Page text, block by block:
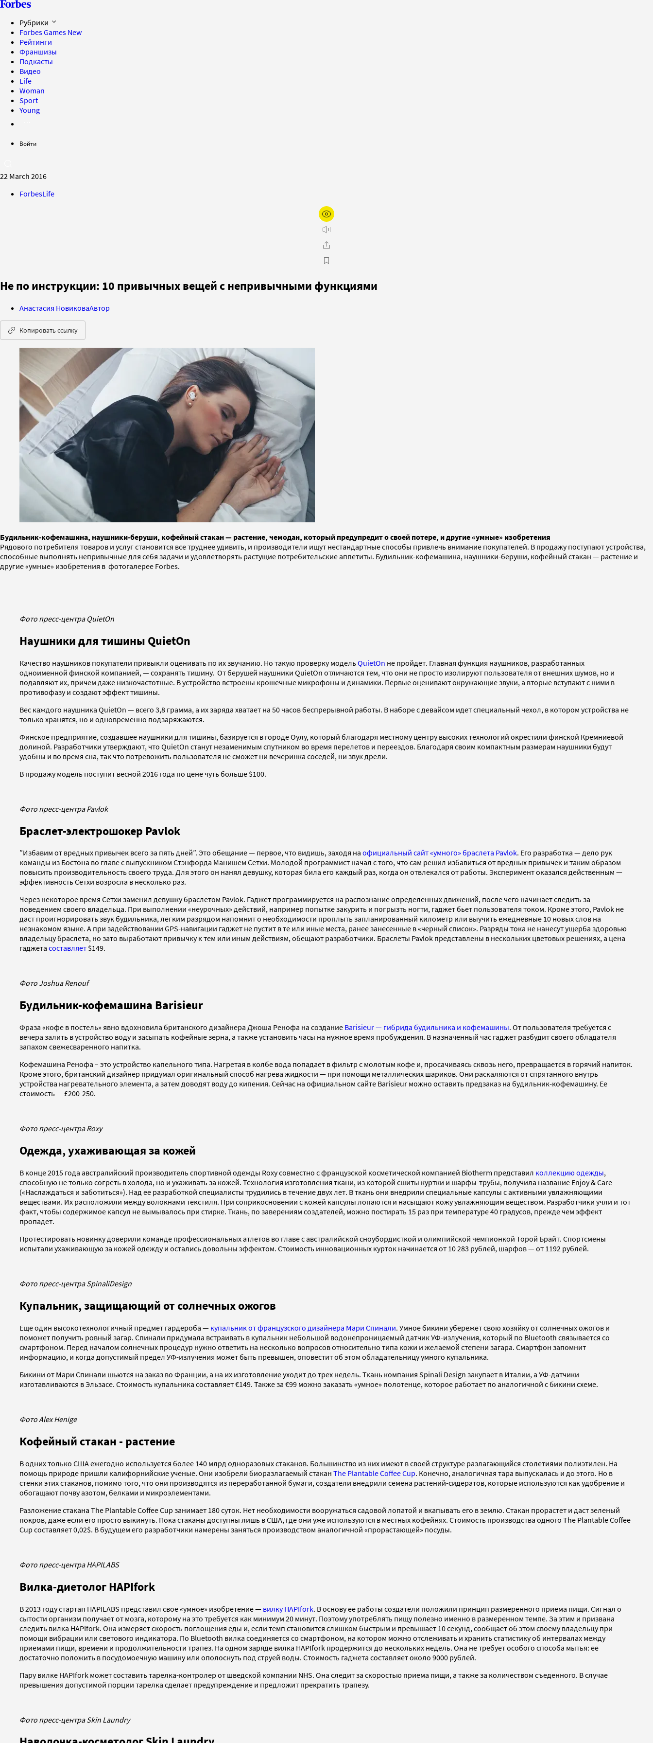
Рубрики
Forbes Games New
Рейтинги
Франшизы
Подкасты
Видео
Life
Woman
Sport
Young
Войти
22 March 2016
ForbesLife
Не по инструкции: 10 привычных вещей с непривычными функциями
Анастасия НовиковаАвтор
Копировать ссылку
Будильник-кофемашина, наушники-беруши, кофейный стакан — растение, чемодан, который предупредит о своей потере, и другие «умные» изобретения
Рядового потребителя товаров и услуг становится все труднее удивить, и производители ищут нестандартные способы привлечь внимание покупателей. В продажу поступают устройства,
способные выполнять непривычные для себя задачи и удовлетворять растущие потребительские аппетиты. Будильник-кофемашина, наушники-беруши, кофейный стакан — растение и
другие «умные» изобретения в фотогалерее Forbes.
Фото пресс-центра QuietOn
Наушники для тишины QuietOn
Качество наушников покупатели привыкли оценивать по их звучанию. Но такую проверку модельQuietOn не пройдет. Главная функция наушников, разработанных
одноименной финской компанией, — сохранять тишину. От берушей наушники QuietOn отличаются тем, что они не просто изолируют пользователя от внешних шумов, но и
подавляют их, причем даже низкочастотные. В устройство встроены крошечные микрофоны и динамики. Первые оценивают окружающие звуки, а вторые вступают с ними в
противофазу и создают эффект тишины.
Вес каждого наушника QuietOn — всего 3,8 грамма, а их заряда хватает на 50 часов беспрерывной работы. В наборе с девайсом идет специальный чехол, в котором устройства не
только хранятся, но и одновременно подзаряжаются.
Финское предприятие, создавшее наушники для тишины, базируется в городе Оулу, который благодаря местному центру высоких технологий окрестили финской Кремниевой
долиной. Разработчики утверждают, что QuietOn станут незаменимым спутником во время перелетов и переездов. Благодаря своим компактным размерам наушники будут
удобны и во время сна, так что потревожить пользователя не сможет ни вечеринка соседей, ни звук дрели.
В продажу модель поступит весной 2016 года по цене чуть больше $100.
Фото пресс-центра Pavlok
Браслет-электрошокер Pavlok
”Избавим от вредных привычек всего за пять дней”. Это обещание — первое, что видишь, заходя на официальный сайт «умного» браслета Pavlok. Его разработка — дело рук
команды из Бостона во главе с выпускником Стэнфорда Манишем Сетхи. Молодой программист начал с того, что сам решил избавиться от вредных привычек и таким образом
повысить производительность своего труда. Для этого он нанял девушку, которая била его каждый раз, когда он отвлекался от работы. Эксперимент оказался действенным —
эффективность Сетхи возросла в несколько раз.
Через некоторое время Сетхи заменил девушку браслетом Pavlok. Гаджет программируется на распознание определенных движений, после чего начинает следить за
поведением своего владельца. При выполнении «неурочных» действий, например попытке закурить и погрызть ногти, гаджет бьет пользователя током. Кроме этого, Pavlok не
даст проигнорировать звук будильника, легким разрядом напомнит о необходимости проплыть запланированный километр или выучить ежедневные 10 новых слов на
незнакомом языке. А при задействовании GPS-навигации гаджет не пустит в те или иные места, ранее занесенные в «черный список». Разряды тока не нанесут ущерба здоровью
владельцу браслета, но зато выработают привычку к тем или иным действиям, обещают разработчики. Браслеты Pavlok представлены в нескольких цветовых решениях, а цена
гаджета составляет $149.
Фото Joshua Renouf
Будильник-кофемашина Barisieur
Фраза «кофе в постель» явно вдохновила британского дизайнера Джоша Ренофа на создание Barisieur — гибрида будильника и кофемашины. От пользователя требуется с
вечера залить в устройство воду и засыпать кофейные зерна, а также установить часы на нужное время пробуждения. В назначенный час гаджет разбудит своего обладателя
запахом свежесваренного напитка.
Кофемашина Ренофа – это устройство капельного типа. Нагретая в колбе вода попадает в фильтр с молотым кофе и, просачиваясь сквозь него, превращается в горячий напиток.
Кроме этого, британский дизайнер придумал оригинальный способ нагрева жидкости — при помощи металлических шариков. Они раскаляются от спрятанного внутрь
устройства нагревательного элемента, а затем доводят воду до кипения. Сейчас на официальном сайте Barisieur можно оставить предзаказ на будильник-кофемашину. Ее
стоимость — £200-250.
Фото пресс-центра Roxy
Одежда, ухаживающая за кожей
В конце 2015 года австралийский производитель спортивной одежды Roxy совместно с французской косметической компанией Biotherm представил коллекцию одежды,
способную не только согреть в холода, но и ухаживать за кожей. Технология изготовления ткани, из которой сшиты куртки и шарфы-трубы, получила название Enjoy & Care
(«Наслаждаться и заботиться»). Над ее разработкой специалисты трудились в течение двух лет. В ткань они внедрили специальные капсулы с активными увлажняющими
веществами. Их расположили между волокнами текстиля. При соприкосновении с кожей капсулы лопаются и насыщают кожу увлажняющим веществом. Разработчики учли и тот
факт, чтобы содержимое капсул не вымывалось при стирке. Ткань, по заверениям создателей, можно постирать 15 раз при температуре 40 градусов, прежде чем эффект
пропадет.
Протестировать новинку доверили команде профессиональных атлетов во главе с австралийской сноубордисткой и олимпийской чемпионкой Торой Брайт. Спортсмены
испытали ухаживающую за кожей одежду и остались довольны эффектом. Стоимость инновационных курток начинается от 10 283 рублей, шарфов — от 1192 рублей.
Фото пресс-центра SpinaliDesign
Купальник, защищающий от солнечных ожогов
Еще один высокотехнологичный предмет гардероба — купальник от французского дизайнера Мари Спинали. Умное бикини убережет свою хозяйку от солнечных ожогов и
поможет получить ровный загар. Спинали придумала встраивать в купальник небольшой водонепроницаемый датчик УФ-излучения, который по Bluetooth связывается со
смартфоном. Перед началом солнечных процедур нужно ответить на несколько вопросов относительно типа кожи и желаемой степени загара. Смартфон запомнит
информацию, и когда допустимый предел УФ-излучения может быть превышен, оповестит об этом обладательницу умного купальника.
Бикини от Мари Спинали шьются на заказ во Франции, а на их изготовление уходит до трех недель. Ткань компания Spinali Design закупает в Италии, а УФ-датчики
изготавливаются в Эльзасе. Стоимость купальника составляет €149. Также за €99 можно заказать «умное» полотенце, которое работает по аналогичной с бикини схеме.
Фото Alex Henige
Кофейный стакан - растение
В одних только США ежегодно используется более 140 млрд одноразовых стаканов. Большинство из них имеют в своей структуре разлагающийся столетиями полиэтилен. На
помощь природе пришли калифорнийские ученые. Они изобрели биоразлагаемый стакан The Plantable Coffee Cup. Конечно, аналогичная тара выпускалась и до этого. Но в
стенки этих стаканов, помимо того, что они производятся из переработанной бумаги, создатели внедрили семена растений-сидератов, которые используются как удобрение и
обогащают почву азотом, белками и микроэлементами.
Разложение стакана The Plantable Coffee Cup занимает 180 суток. Нет необходимости вооружаться садовой лопатой и вкапывать его в землю. Стакан прорастет и даст зеленый
покров, даже если его просто выкинуть. Пока стаканы доступны лишь в США, где они уже используются в местных кофейнях. Стоимость производства одного The Plantable Coffee
Cup составляет 0,02$. В будущем его разработчики намерены заняться производством аналогичной «прорастающей» посуды.
Фото пресс-центра HAPILABS
Вилка-диетолог HAPIfork
В 2013 году стартап HAPILABS представил свое «умное» изобретение — вилку HAPIfork. В основу ее работы создатели положили принцип размеренного приема пищи. Сигнал о
сытости организм получает от мозга, которому на это требуется как минимум 20 минут. Поэтому употреблять пищу полезно именно в размеренном темпе. За этим и призвана
следить вилка HAPIfork. Она измеряет скорость поглощения еды и, если темп становится слишком быстрым и превышает 10 секунд, сообщает об этом своему владельцу при
помощи вибрации или светового индикатора. По Bluetooth вилка соединяется со смартфоном, на котором можно отслеживать и хранить статистику об интервалах между
приемами пищи, времени и продолжительности трапез. На одном заряде вилка HAPIfork продержится до нескольких недель. Она не требует особого способа мытья: ее
достаточно положить в посудомоечную машину или ополоснуть под струей воды. Стоимость гаджета составляет около 9000 рублей.
Пару вилке HAPIfork может составить тарелка-контролер от шведской компании NHS. Она следит за скоростью приема пищи, а также за количеством съеденного. В случае
превышения допустимой порции тарелка сделает предупреждение и предложит прекратить трапезу.
Фото пресс-центра Skin Laundry